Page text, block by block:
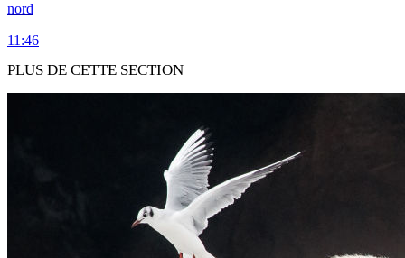
nord
11:46
PLUS DE CETTE SECTION